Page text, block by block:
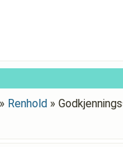
» Renhold »